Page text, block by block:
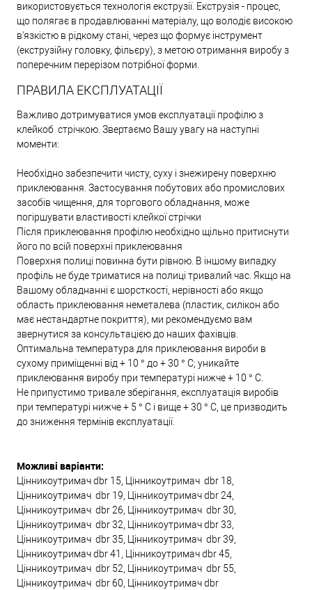
використовується технологія екструзії. Екструзія - процес,
що полягає в продавлюванні матеріалу, що володіє високою
в'язкістю в рідкому стані, через що формує інструмент
(екструзійну головку, фільєру), з метою отримання виробу з
поперечним перерізом потрібної форми.
ПРАВИЛА ЕКСПЛУАТАЦІЇ
Важливо дотримуватися умов експлуатації профілю з
клейкоб стрічкою. Звертаємо Вашу увагу на наступні
моменти:
Необхідно забезпечити чисту, суху і знежирену поверхню
приклеювання. Застосування побутових або промислових
засобів чищення, для торгового обладнання, може
погіршувати властивості клейкої стрічки
Після приклеювання профілю необхідно щільно притиснути
його по всій поверхні приклеювання
Поверхня полиці повинна бути рівною. В іншому випадку
профіль не буде триматися на полиці тривалий час. Якщо на
Вашому обладнанні є шорсткості, нерівності або якщо
область приклеювання неметалева (пластик, силікон або
має нестандартне покриття), ми рекомендуємо вам
звернутися за консультацією до наших фахівців.
Оптимальна температура для приклеювання вироби в
сухому приміщенні від + 10 ° до + 30 ° С; уникайте
приклеювання виробу при температурі нижче + 10 ° С.
Не припустимо тривале зберігання, експлуатація виробів
при температурі нижче + 5 ° С і вище + 30 ° С, це призводить
до зниження термінів експлуатації.
Можливі варіанти:
Цінникоутримач dbr 15, Цінникоутримач dbr 18,
Цінникоутримач dbr 19, Цінникоутримач dbr 24,
Цінникоутримач dbr 26, Цінникоутримач dbr 30,
Цінникоутримач dbr 32, Цінникоутримач dbr 33,
Цінникоутримач dbr 35, Цінникоутримач dbr 39,
Цінникоутримач dbr 41, Цінникоутримач dbr 45,
Цінникоутримач dbr 52, Цінникоутримач dbr 55,
Цінникоутримач dbr 60, Цінникоутримач dbr